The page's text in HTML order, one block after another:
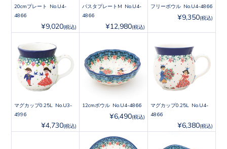
20cmプレート No.U4-
4866
¥9,020(税込)
パスタプレートM No.U4-
4866
¥12,980(税込)
フリーボウル No.U4-4866
¥9,350(税込)
マグカップ0.25L No.U3-
4996
¥4,730(税込)
12cmボウル No.U4-4866
¥6,490(税込)
マグカップ0.25L No.U4-
4866
¥6,380(税込)